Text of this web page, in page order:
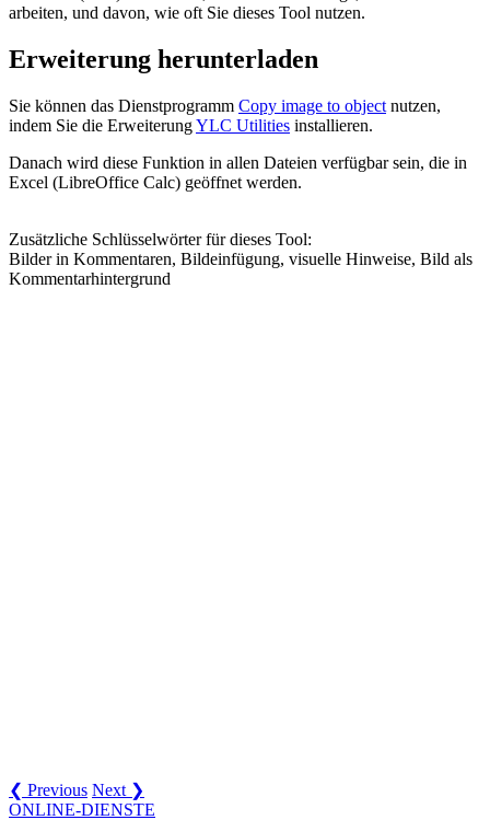
arbeiten, und davon, wie oft Sie dieses Tool nutzen.
Erweiterung herunterladen
Sie können das Dienstprogramm Copy image to object nutzen,
indem Sie die ErweiterungYLC Utilities installieren.
Danach wird diese Funktion in allen Dateien verfügbar sein, die in
Excel (LibreOffice Calc) geöffnet werden.
Zusätzliche Schlüsselwörter für dieses Tool:
Bilder in Kommentaren, Bildeinfügung, visuelle Hinweise, Bild als
Kommentarhintergrund
❮ Previous Next ❯
ONLINE-DIENSTE